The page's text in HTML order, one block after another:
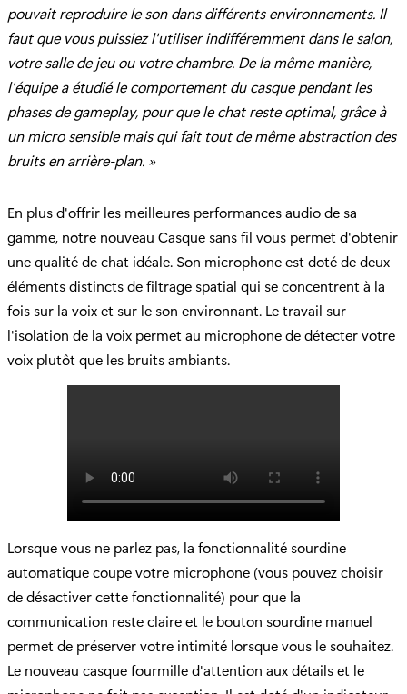
pouvait reproduire le son dans différents environnements. Il
faut que vous puissiez l'utiliser indifféremment dans le salon,
votre salle de jeu ou votre chambre. De la même manière,
l'équipe a étudié le comportement du casque pendant les
phases de gameplay, pour que le chat reste optimal, grâce à
un micro sensible mais qui fait tout de même abstraction des
bruits en arrière-plan. »
En plus d'offrir les meilleures performances audio de sa
gamme, notre nouveau Casque sans fil vous permet d'obtenir
une qualité de chat idéale. Son microphone est doté de deux
éléments distincts de filtrage spatial qui se concentrent à la
fois sur la voix et sur le son environnant. Le travail sur
l'isolation de la voix permet au microphone de détecter votre
voix plutôt que les bruits ambiants.
Lorsque vous ne parlez pas, la fonctionnalité sourdine
automatique coupe votre microphone (vous pouvez choisir
de désactiver cette fonctionnalité) pour que la
communication reste claire et le bouton sourdine manuel
permet de préserver votre intimité lorsque vous le souhaitez.
Le nouveau casque fourmille d'attention aux détails et le